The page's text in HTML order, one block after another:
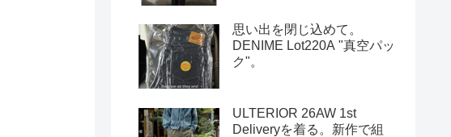
思い出を閉じ込めて。
DENIME Lot220A "真空パッ
ク"。
ULTERIOR 26AW 1st
Deliveryを着る。新作で組